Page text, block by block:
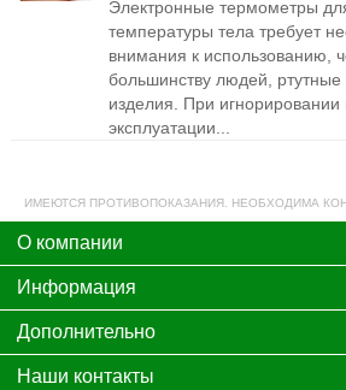
Электронные термометры
температуры тела требует
внимания к использованию,
большинству людей, ртутные
изделия. При игнорировании
эксплуатации...
ИМЕЮТСЯ ПРОТИВОПОКАЗАНИЯ. НЕОБХОДИМА
О компании
Информация
Дополнительно
Наши контакты